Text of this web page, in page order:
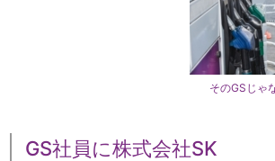
そのGSじゃ
GS社員に株式会社SK